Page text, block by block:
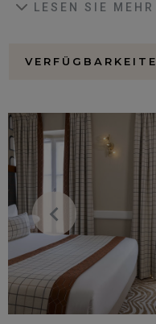
LESEN SIE MEHR